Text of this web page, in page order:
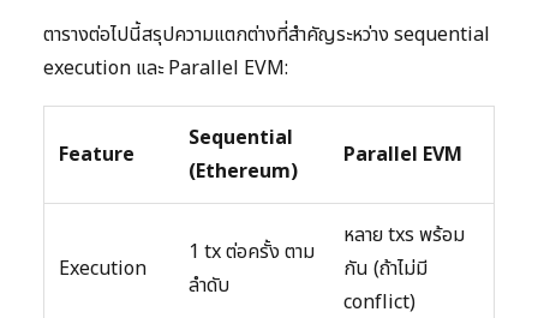
ตารางต่อไปนี้สรุปความแตกต่างที่สำคัญระหว่าง sequential
execution และ Parallel EVM:
Feature
Sequential
(Ethereum)
Parallel EVM
Execution
1 tx ต่อครั้ง ตาม
ลำดับ
หลาย txs พร้อม
กัน (ถ้าไม่มี
conflict)